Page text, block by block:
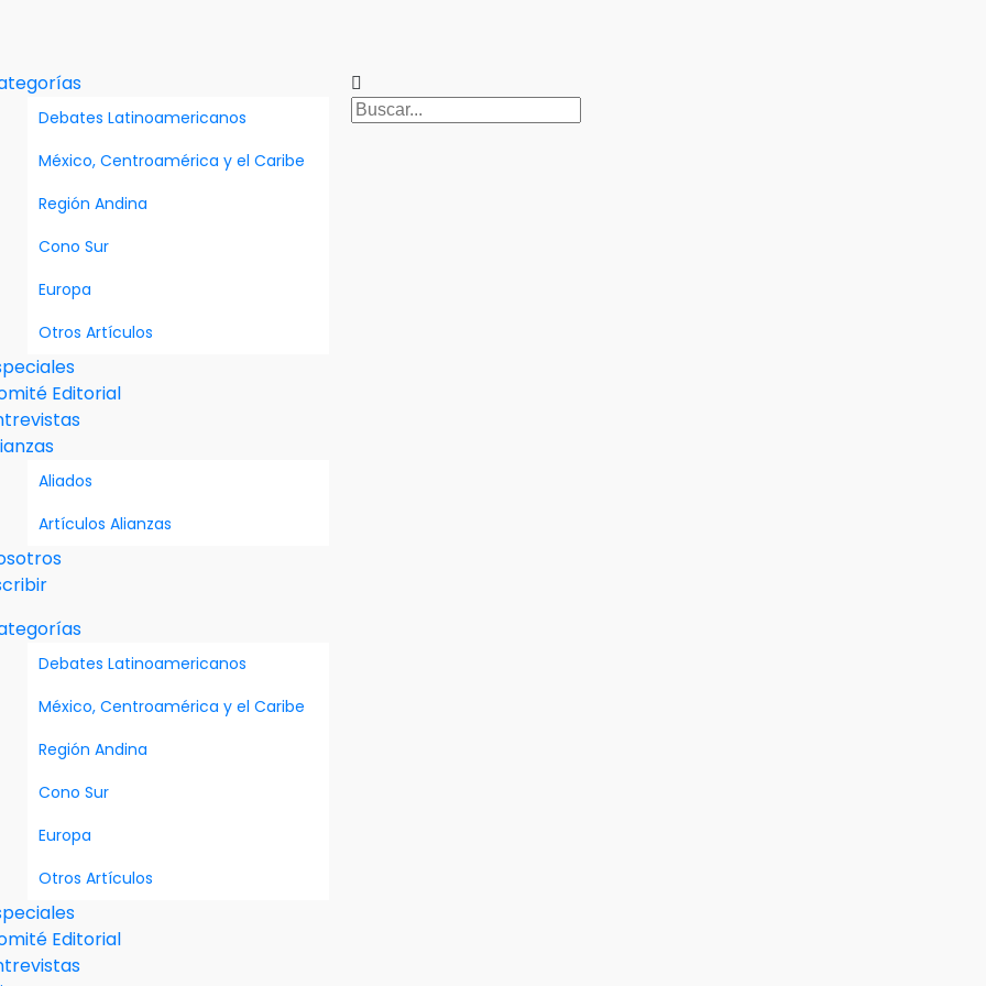
Debates Latinoamericanos
México, Centroamérica y el Caribe
Región Andina
Cono Sur
Europa
Otros Artículos
Editorial
Aliados
Artículos Alianzas
Debates Latinoamericanos
México, Centroamérica y el Caribe
Región Andina
Cono Sur
Europa
Otros Artículos
Editorial